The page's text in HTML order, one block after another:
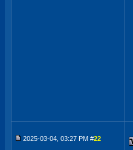
2025-03-04, 03:27 PM #22